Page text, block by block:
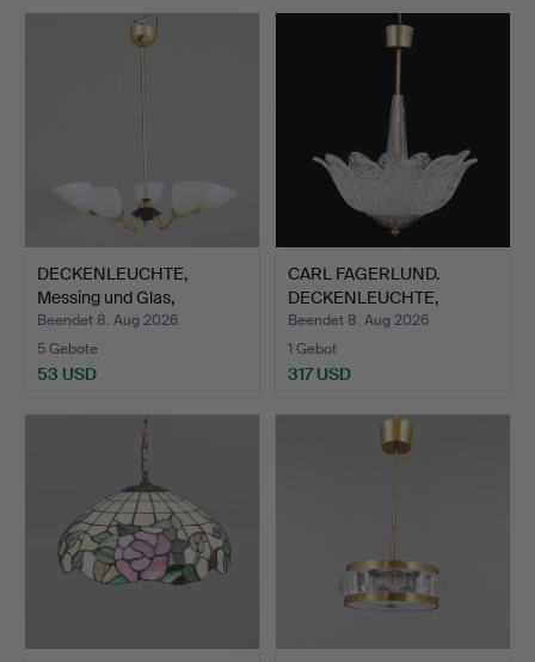
DECKENLEUCHTE,
Messing und Glas,
1950er/60…
Beendet 8. Aug 2026
5 Gebote
53 USD
CARL FAGERLUND.
DECKENLEUCHTE,
Orrefors.
Beendet 8. Aug 2026
1 Gebot
317 USD